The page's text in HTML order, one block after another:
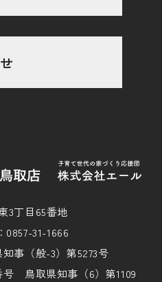
3丁目65番地
31-1666
事（般-3）第5273号
鳥取県知事（6）第1109